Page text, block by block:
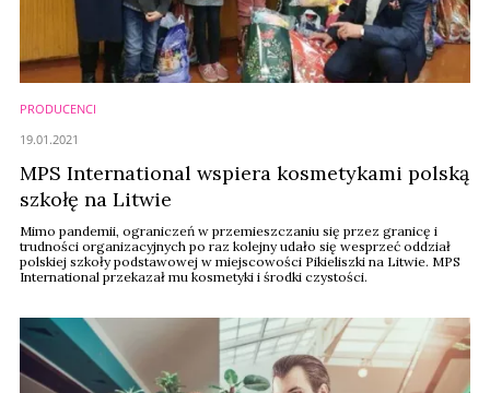
PRODUCENCI
MPS International wspiera kosmetykami polską
szkołę na Litwie
Mimo pandemii, ograniczeń w przemieszczaniu się przez granicę i
trudności organizacyjnych po raz kolejny udało się wesprzeć oddział
polskiej szkoły podstawowej w miejscowości Pikieliszki na Litwie. MPS
International przekazał mu kosmetyki i środki czystości.
19.01.2021